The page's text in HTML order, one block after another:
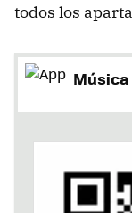
todos los
Música